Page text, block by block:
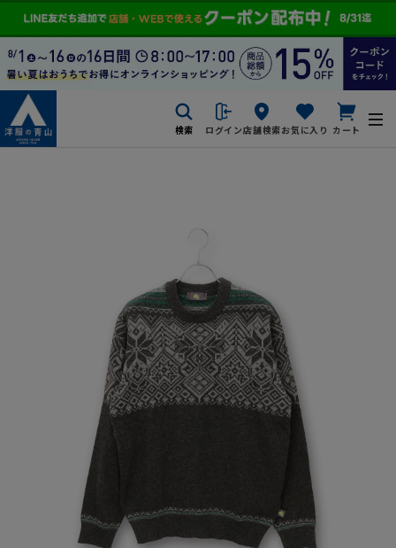
検索 ログイン店舗検索お気に入り カート